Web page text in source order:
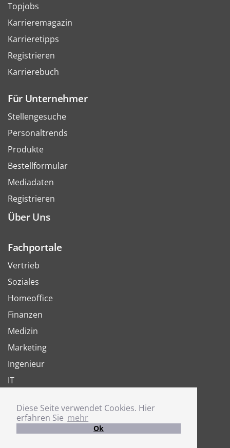
Diese Seite verwendet Cookies. Hier
erfahren Sie mehr
Ok
Topjobs
Karrieremagazin
Karrieretipps
Registrieren
Karrierebuch
Für Unternehmer
Stellengesuche
Personaltrends
Produkte
Bestellformular
Mediadaten
Registrieren
Über Uns
Fachportale
Vertrieb
Soziales
Homeoffice
Finanzen
Medizin
Marketing
Ingenieur
IT
Joboter